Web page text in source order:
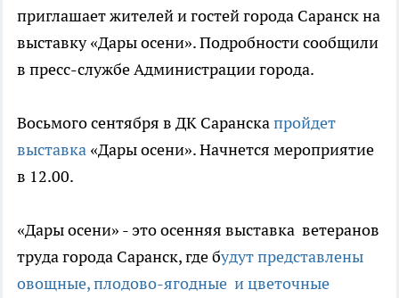
приглашает жителей и гостей города Саранск на
выставку «Дары осени». Подробности сообщили
в пресс-службе Администрации города.
Восьмого сентября в ДК Саранскапройдет
выставка «Дары осени». Начнется мероприятие
в 12.00.
«Дары осени» - это осенняя выставка ветеранов
труда города Саранск, где будут представлены
овощные, плодово-ягодные и цветочные